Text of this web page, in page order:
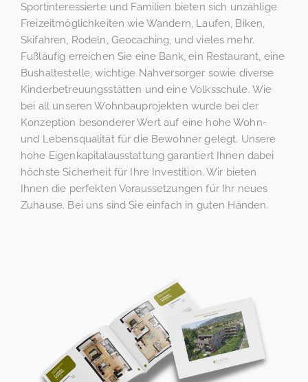
Sportinteressierte und Familien bieten sich unzählige
Freizeitmöglichkeiten wie Wandern, Laufen, Biken,
Skifahren, Rodeln, Geocaching, und vieles mehr.
Fußläufig erreichen Sie eine Bank, ein Restaurant, eine
Bushaltestelle, wichtige Nahversorger sowie diverse
Kinderbetreuungsstätten und eine Volksschule. Wie
bei all unseren Wohnbauprojekten wurde bei der
Konzeption besonderer Wert auf eine hohe Wohn-
und Lebensqualität für die Bewohner gelegt. Unsere
hohe Eigenkapitalausstattung garantiert Ihnen dabei
höchste Sicherheit für Ihre Investition. Wir bieten
Ihnen die perfekten Voraussetzungen für Ihr neues
Zuhause. Bei uns sind Sie einfach in guten Händen.